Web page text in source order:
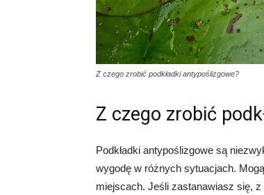
Z czego zrobić podkładki antypoślizgowe?
Z czego zrobić
Podkładki antypoślizgowe są
wygodę w różnych sytuacjach.
miejscach. Jeśli zastanawiasz się, z